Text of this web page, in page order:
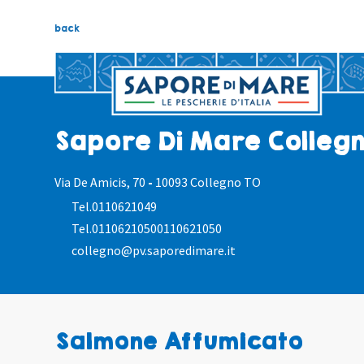
back
Sapore Di Mare
Via De Amicis, 70 - 10093 Collegno TO
Tel.0110621049
Tel.01106210500110621050
collegno@pv.saporedimare.it
Salmone Affumicato